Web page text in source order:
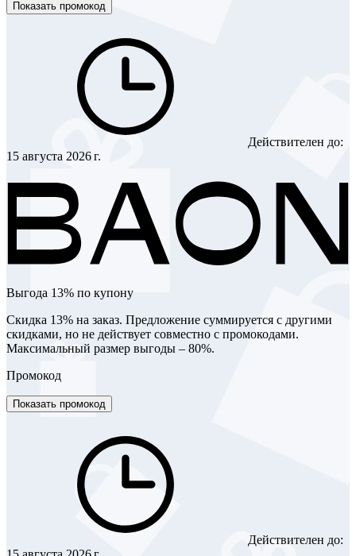
Показать промокод
Действителен до:
15 августа 2026 г.
Выгода 13% по купону
Скидка 13% на заказ. Предложение суммируется с другими
скидками, но не действует совместно с промокодами.
Максимальный размер выгоды – 80%.
Промокод
Показать промокод
Действителен до: